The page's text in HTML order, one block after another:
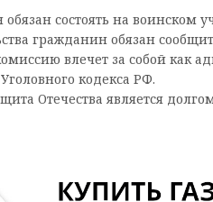
состоять на воинском
гражданин обязан
влечет за собой как
кодекса РФ.
Отечества является